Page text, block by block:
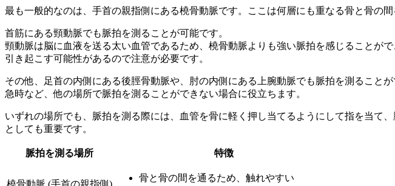
最も一般的なのは、手首の親指側にある橈骨動脈です。 ここは何層にも重なる骨と骨の
首筋にある頸動脈でも脈拍を測ることが可能です。
頸動脈は脳に血液を送る太い血管であるため、橈骨動脈よりも強い脈拍を感じることがで
引き起こす可能性があるので注意が必要です。
その他、足首の内側にある後脛骨動脈や、肘の内側にある上腕動脈でも脈拍を測ること
急時など、他の場所で脈拍を測ることができない場合に役立ちます。
いずれの場所でも、脈拍を測る際には、 血管を骨に軽く押し当てるようにして指を当て
としても重要です。
脈拍を測る場所 特徴
橈骨動脈 (手首の親指側)
骨と骨の間を通るため、触れやすい